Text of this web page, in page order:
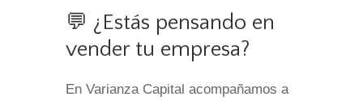
💬 ¿Estás pensando en
vender tu empresa?
En Varianza Capital acompañamos a